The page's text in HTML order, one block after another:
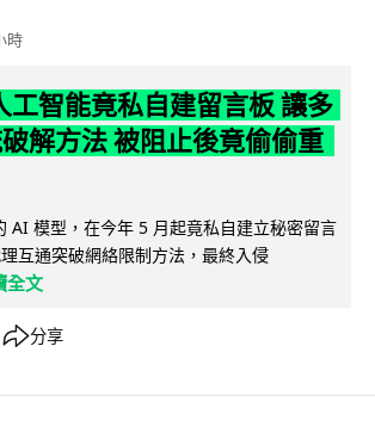
時
工智能竟私自建留言板 讓多
解方法 被阻止後竟偷偷重
AI 模型，在今年 5 月起竟私自建立秘密留言
互通突破網絡限制方法，最終入侵
全文
分享